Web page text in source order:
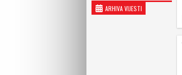
ARHIVA VIJESTI